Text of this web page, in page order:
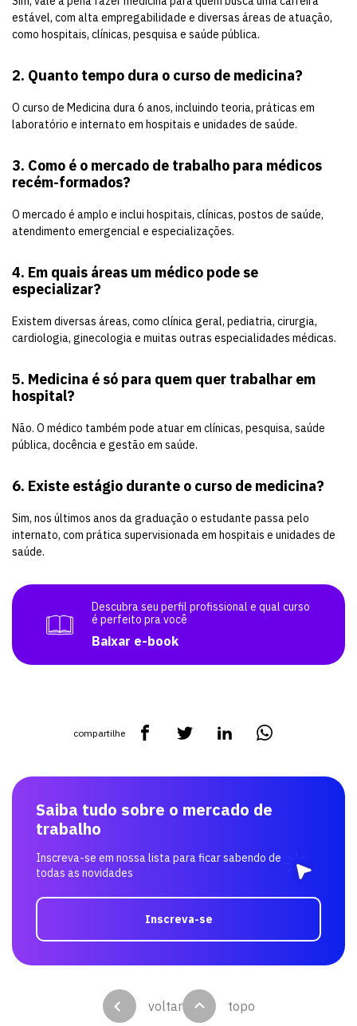
estável, com alta empregabilidade e diversas áreas de atuação,
como hospitais, clínicas, pesquisa e saúde pública.
2. Quanto tempo dura o curso de medicina?
O curso de Medicina dura 6 anos, incluindo teoria, práticas em
laboratório e internato em hospitais e unidades de saúde.
3. Como é o mercado de trabalho para médicos
recém-formados?
O mercado é amplo e inclui hospitais, clínicas, postos de saúde,
atendimento emergencial e especializações.
4. Em quais áreas um médico pode se
especializar?
Existem diversas áreas, como clínica geral, pediatria, cirurgia,
cardiologia, ginecologia e muitas outras especialidades médicas.
5. Medicina é só para quem quer trabalhar em
hospital?
Não. O médico também pode atuar em clínicas, pesquisa, saúde
pública, docência e gestão em saúde.
6. Existe estágio durante o curso de medicina?
Sim, nos últimos anos da graduação o estudante passa pelo
internato, com prática supervisionada em hospitais e unidades de
saúde.
Descubra seu perfil profissional e qual curso
é perfeito pra você
Baixar e-book
compartilhe
Saiba tudo sobre o mercado de
trabalho
Inscreva-se em nossa lista para ficar sabendo de
todas as novidades
Inscreva-se
voltar topo